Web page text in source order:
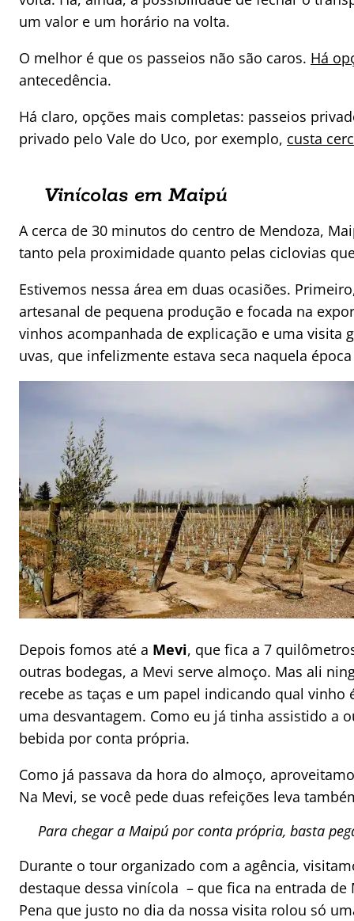
um valor e um horário na volta.
O melhor é que os passeios não são caros. Há
antecedência.
Há claro, opções mais completas: passeios
privado pelo Vale do Uco, por exemplo, custa
Vinícolas em Maipú
A cerca de 30 minutos do centro de Mendoza,
tanto pela proximidade quanto pelas ciclovias
Estivemos nessa área em duas ocasiões.
artesanal de pequena produção e focada na
vinhos acompanhada de explicação e uma visita
uvas, que infelizmente estava seca naquela
Depois fomos até a Mevi, que fica a 7
outras bodegas, a Mevi serve almoço. Mas ali
recebe as taças e um papel indicando qual
uma desvantagem. Como eu já tinha assistido a
bebida por conta própria.
Como já passava da hora do almoço,
Na Mevi, se você pede duas refeições leva
Para chegar a Maipú por conta própria, basta
Durante o tour organizado com a agência,
destaque dessa vinícola – que fica na entrada
Pena que justo no dia da nossa visita rolou só